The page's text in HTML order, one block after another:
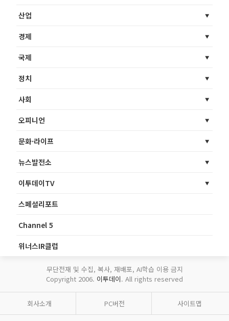
산업
경제
국제
정치
사회
오피니언
문화·라이프
뉴스발전소
이투데이TV
스페셜리포트
Channel 5
위너스IR클럽
무단전재 및 수집, 복사, 재배포, AI학습 이용 금지
Copyright 2006. 이투데이. All rights reserved
회사소개 PC버전 사이트맵